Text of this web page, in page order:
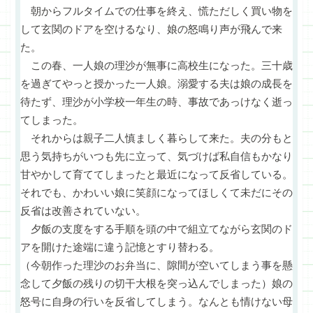
朝からフルタイムでの仕事を終え、慌ただしく買い物を
して玄関のドアを空けるなり、娘の怒鳴り声が飛んで来
た。
この春、一人娘の理沙が無事に高校生になった。三十歳
を過ぎてやっと授かった一人娘。溺愛する夫は娘の成長を
待たず、理沙が小学校一年生の時、事故であっけなく逝っ
てしまった。
それからは親子二人慎ましく暮らして来た。夫の分もと
思う気持ちがいつも先に立って、気づけば私自信もかなり
甘やかして育ててしまったと最近になって反省している。
それでも、かわいい娘に笑顔になってほしくて未だにその
反省は改善されていない。
夕飯の支度をする手順を頭の中で組立てながら玄関のド
アを開けた途端に違う記憶とすり替わる。
（今朝作った理沙のお弁当に、隙間が空いてしまう事を懸
念して夕飯の残りの切干大根を突っ込んでしまった）娘の
怒号に自身の行いを反省してしまう。なんとも情けない母